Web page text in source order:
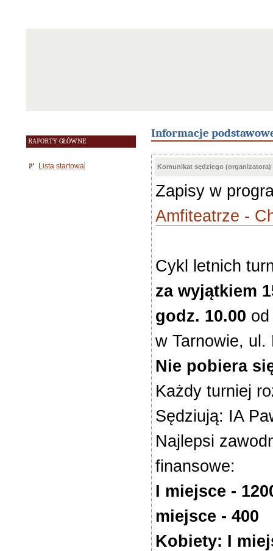
RAPORTY GŁÓWNE
Lista startowa
Informacje
Komunikat sędziego (organizatora)
Zapisy w
Amfiteatrze -
Cykl letnich
za wyjątkiem
godz. 10.00
w Tarnowie, ul.
Nie pobiera
Każdy turniej
Sędziują: IA
Najlepsi
finansowe:
I miejsce -
miejsce - 400
Kobiety: I